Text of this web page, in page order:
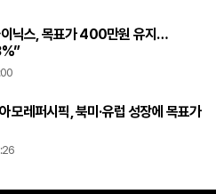
닉스, 목표가 400만원 유지…
모레퍼시픽, 북미·유럽 성장에 목표가